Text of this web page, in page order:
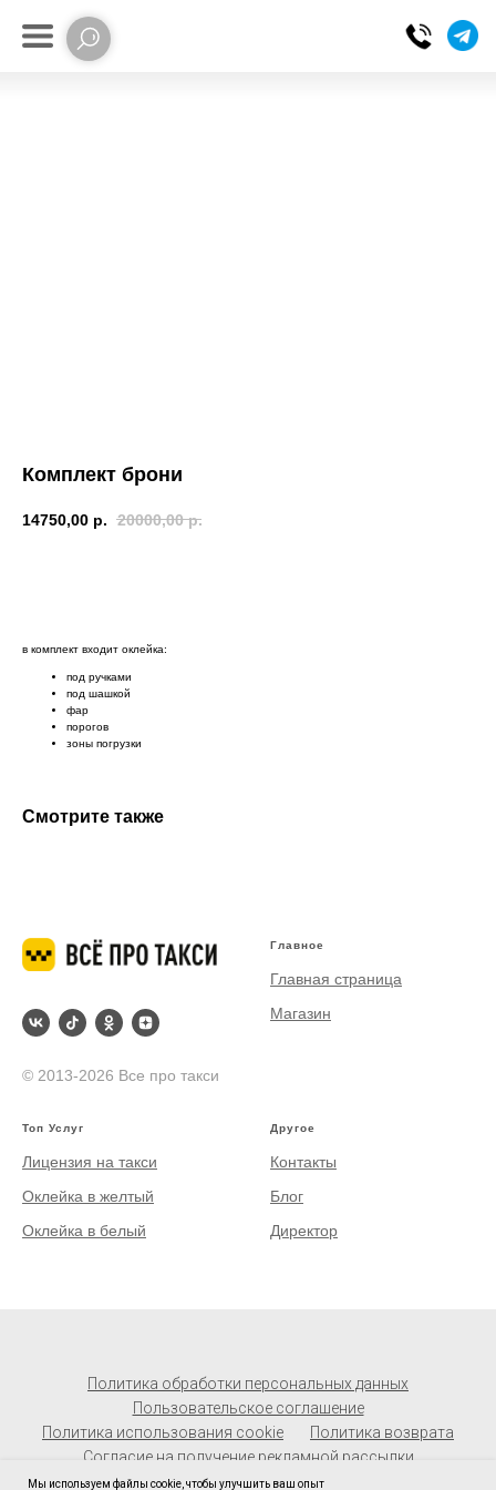
Комплект брони
14750,00 р. 20000,00 р.
в комплект входит оклейка:
под ручками
под шашкой
фар
порогов
зоны погрузки
Смотрите также
© 2013-2026 Все про такси
Главное
Главная страница
Магазин
Топ Услуг
Лицензия на такси
Оклейка в желтый
Оклейка в белый
Другое
Контакты
Блог
Директор
Политика обработки персональных данных
Пользовательское соглашение
Политика использования cookie
Политика возврата
Согласие на получение рекламной рассылки
Мы используем файлы cookie, чтобы улучшить ваш опыт